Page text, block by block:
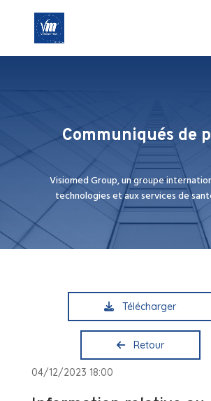
Communiqués de
Visiomed Group, un groupe
technologies et aux services de
Télécharger
Retour
04/12/2023 18:00